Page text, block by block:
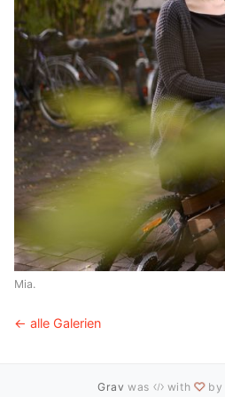
Mia.
← alle Galerien
Grav was with by